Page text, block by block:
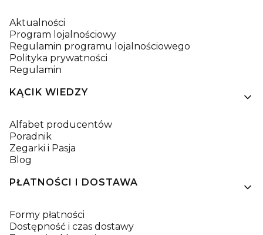
Aktualności
Program lojalnościowy
Regulamin programu lojalnościowego
Polityka prywatności
Regulamin
KĄCIK WIEDZY
Alfabet producentów
Poradnik
Zegarki i Pasja
Blog
PŁATNOŚCI I DOSTAWA
Formy płatności
Dostępność i czas dostawy